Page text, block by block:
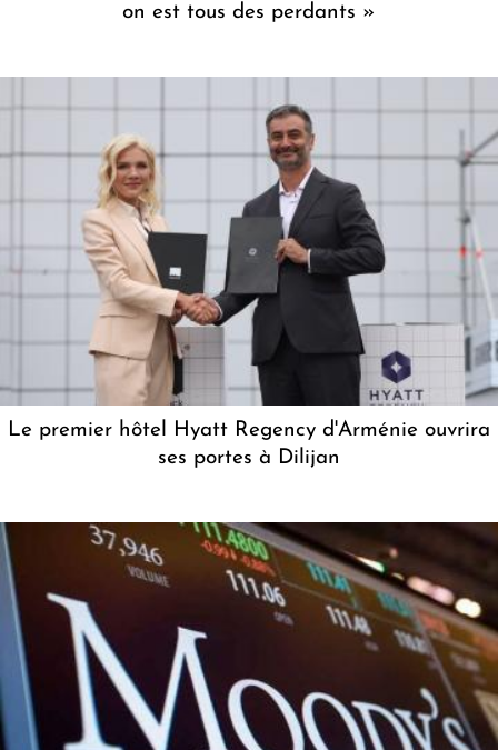
on est tous des perdants »
Le premier hôtel Hyatt Regency d'Arménie ouvrira
ses portes à Dilijan